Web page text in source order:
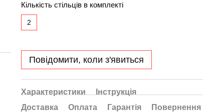
Кількість стільців в комплекті
2
Повідомити, коли з'явиться
Характеристики
Інструкція
Доставка
Оплата Гарантія Повернення